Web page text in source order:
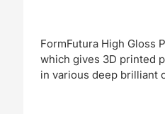
FormFutura High Gloss
which gives 3D printed
in various deep brilliant